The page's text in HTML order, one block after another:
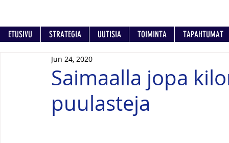
ETUSIVU STRATEGIA UUTISIA TOIMINTA TAPAHTUMAT
Saimaalla jopa
puulasteja
Jun 24, 2020